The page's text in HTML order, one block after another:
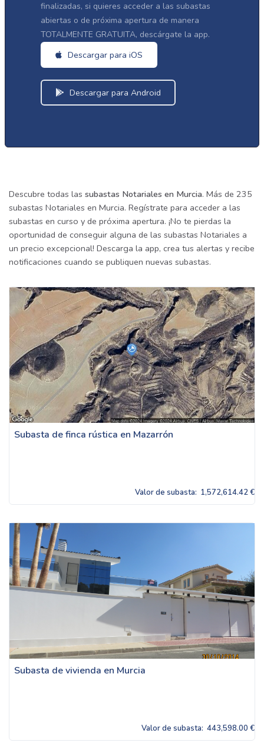
finalizadas, si quieres acceder a las subastas
abiertas o de próxima apertura de manera
TOTALMENTE GRATUITA, descárgate la app.
Descargar para iOS
Descargar para Android
Descubre todas las subastas Notariales en Murcia. Más de 235
subastas Notariales en Murcia. Regístrate para acceder a las
subastas en curso y de próxima apertura. ¡No te pierdas la
oportunidad de conseguir alguna de las subastas Notariales a
un precio excepcional! Descarga la app, crea tus alertas y recibe
notificaciones cuando se publiquen nuevas subastas.
Subasta de finca rústica en Mazarrón
Valor de subasta: 1,572,614.42 €
Subasta de vivienda en Murcia
Valor de subasta: 443,598.00 €